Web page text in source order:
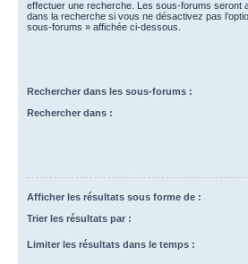
effectuer une recherche. Les sous-forums seront
dans la recherche si vous ne désactivez pas
sous-forums » affichée ci-dessous.
Rechercher dans les sous-forums :
Rechercher dans :
Afficher les résultats sous forme de :
Trier les résultats par :
Limiter les résultats dans le temps :